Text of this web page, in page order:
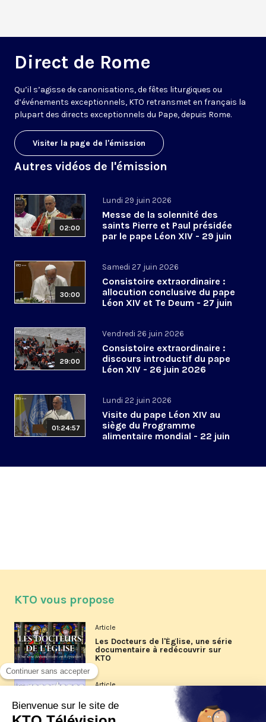
Direct de Rome
Qu’il s’agisse de canonisations, de fêtes liturgiques ou
d’événements exceptionnels, KTO retransmet en français la
plupart des directs exceptionnels du Pape, depuis Rome.
Visiter la page de l'émission
Autres vidéos de l'émission
02:00
Lundi 29 juin 2026
Messe de la solennité des
saints Pierre et Paul présidée
par le pape Léon XIV - 29 juin
30:00
Samedi 27 juin 2026
Consistoire extraordinaire :
allocution conclusive du pape
Léon XIV et Te Deum - 27 juin
29:00
Vendredi 26 juin 2026
Consistoire extraordinaire :
discours introductif du pape
Léon XIV - 26 juin 2026
01:24:57
Lundi 22 juin 2026
Visite du pape Léon XIV au
siège du Programme
alimentaire mondial - 22 juin
KTO vous propose
Article
Les Docteurs de l'Église, une série
documentaire à redécouvrir sur
KTO
Article
Les reportages d'été 2026 de KTO